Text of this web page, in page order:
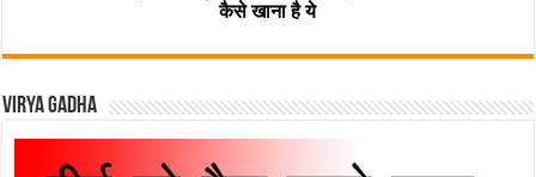
कैसे खाना है ये
Virya Gadha